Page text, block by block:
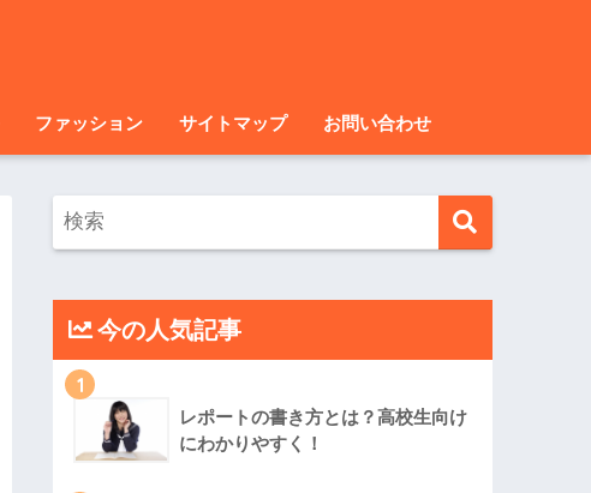
ファッション サイトマップ お問い合わせ
今の人気記事
1
レポートの書き方とは？高校生向け
にわかりやすく！